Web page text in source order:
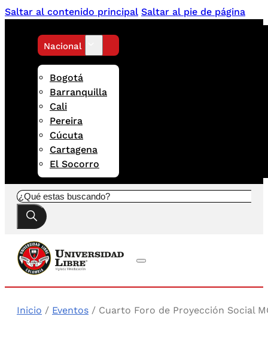
Saltar al contenido principal Saltar al pie de página
Nacional
Bogotá
Barranquilla
Cali
Pereira
Cúcuta
Cartagena
El Socorro
Buscar
Inicio / Eventos / Cuarto Foro de Proyección Social